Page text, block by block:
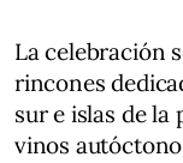
La celebración
rincones
sur e islas de la
vinos